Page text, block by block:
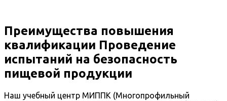
Преимущества повышения
квалификации Проведение
испытаний на безопасность
пищевой продукции
Наш учебный центр МИППК (Многопрофильный